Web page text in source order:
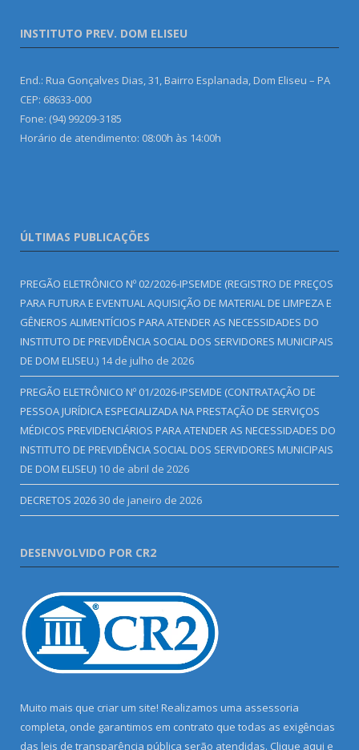
INSTITUTO PREV. DOM ELISEU
End.: Rua Gonçalves Dias, 31, Bairro Esplanada, Dom Eliseu – PA
CEP: 68633-000
Fone: (94) 99209-3185
Horário de atendimento: 08:00h às 14:00h
ÚLTIMAS PUBLICAÇÕES
PREGÃO ELETRÔNICO Nº 02/2026-IPSEMDE (REGISTRO DE PREÇOS
PARA FUTURA E EVENTUAL AQUISIÇÃO DE MATERIAL DE LIMPEZA E
GÊNEROS ALIMENTÍCIOS PARA ATENDER AS NECESSIDADES DO
INSTITUTO DE PREVIDÊNCIA SOCIAL DOS SERVIDORES MUNICIPAIS
DE DOM ELISEU.) 14 de julho de 2026
PREGÃO ELETRÔNICO Nº 01/2026-IPSEMDE (CONTRATAÇÃO DE
PESSOA JURÍDICA ESPECIALIZADA NA PRESTAÇÃO DE SERVIÇOS
MÉDICOS PREVIDENCIÁRIOS PARA ATENDER AS NECESSIDADES DO
INSTITUTO DE PREVIDÊNCIA SOCIAL DOS SERVIDORES MUNICIPAIS
DE DOM ELISEU) 10 de abril de 2026
DECRETOS 202630 de janeiro de 2026
DESENVOLVIDO POR CR2
Muito mais que criar um site! Realizamos uma assessoria
completa, onde garantimos em contrato que todas as exigências
das leis de transparência pública serão atendidas. Clique aqui e